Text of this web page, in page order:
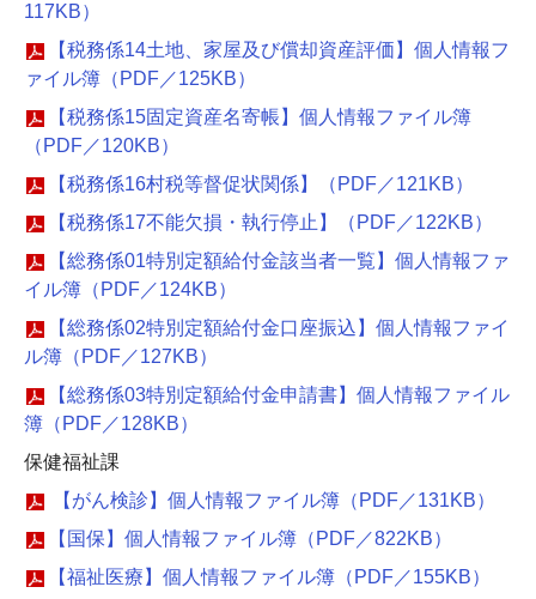
117KB）
【税務係14土地、家屋及び償却資産評価】個人情報フ
ァイル簿（PDF／125KB）
【税務係15固定資産名寄帳】個人情報ファイル簿
（PDF／120KB）
【税務係16村税等督促状関係】（PDF／121KB）
【税務係17不能欠損・執行停止】（PDF／122KB）
【総務係01特別定額給付金該当者一覧】個人情報ファ
イル簿（PDF／124KB）
【総務係02特別定額給付金口座振込】個人情報ファイ
ル簿（PDF／127KB）
【総務係03特別定額給付金申請書】個人情報ファイル
簿（PDF／128KB）
保健福祉課
【がん検診】個人情報ファイル簿（PDF／131KB）
【国保】個人情報ファイル簿（PDF／822KB）
【福祉医療】個人情報ファイル簿（PDF／155KB）